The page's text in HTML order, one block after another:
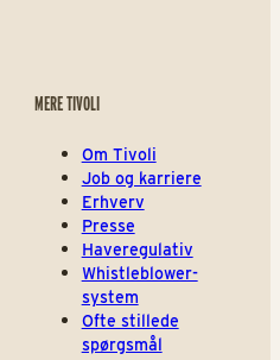
MERE TIVOLI
Om Tivoli
Job og karriere
Erhverv
Presse
Haveregulativ
Whistleblower-
system
Ofte stillede
spørgsmål